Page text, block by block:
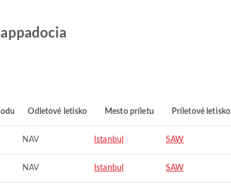
Odletové letisko Mesto príletu Príletové letisko
NAV Istanbul SAW
NAV Istanbul SAW